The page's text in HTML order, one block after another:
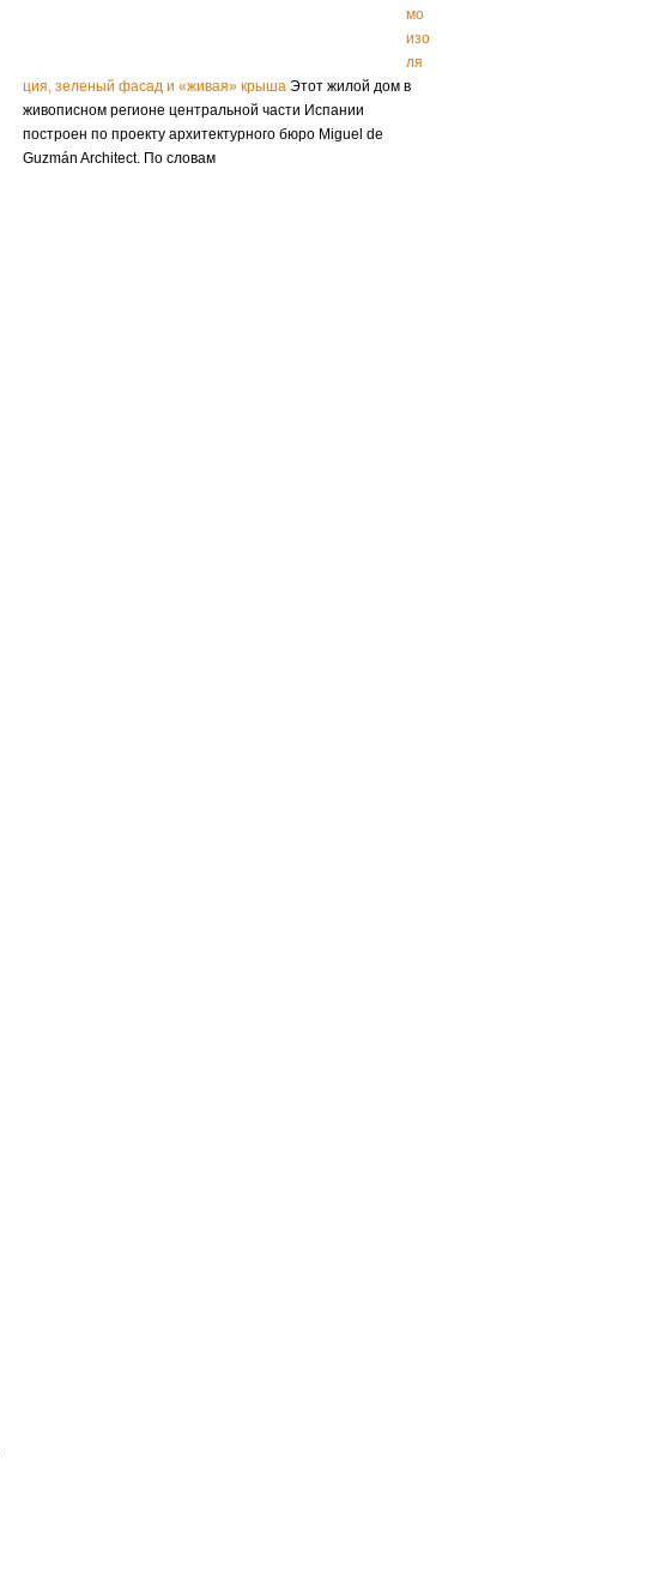
мо
изо
ля
ция, зеленый фасад и «живая» крыша Этот жилой дом в
живописном регионе центральной части Испании
построен по проекту архитектурного бюро Miguel de
Guzmán Architect. По словам